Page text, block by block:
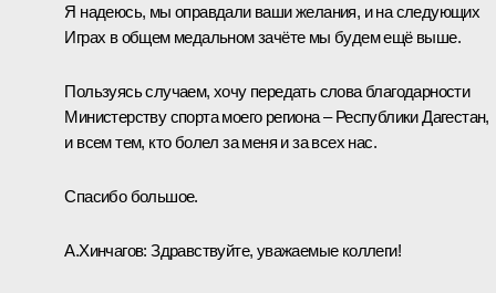
Я надеюсь, мы оправдали ваши желания, и на следующих
Играх в общем медальном зачёте мы будем ещё выше.
Пользуясь случаем, хочу передать слова благодарности
Министерству спорта моего региона – Республики Дагестан,
и всем тем, кто болел за меня и за всех нас.
Спасибо большое.
А.Хинчагов:Здравствуйте, уважаемые коллеги!